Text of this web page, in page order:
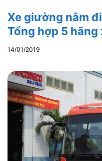
Xe giường nằm
Tổng hợp 5
14/01/2019